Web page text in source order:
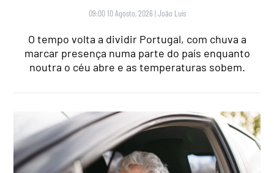
09:00 10 Agosto, 2026 |João Luís
O tempo volta a dividir Portugal, com chuva a
marcar presença numa parte do país enquanto
noutra o céu abre e as temperaturas sobem.